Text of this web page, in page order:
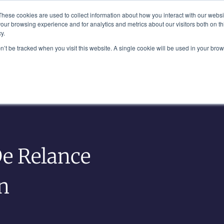
cookies are used to collect information about how you interact with our
browsing experience and for analytics and metrics about our visitors both on
be tracked when you visit this website. A single cookie will be used in your
New York, NY 10111
Notre Équipe Industries Aperçus
Relance